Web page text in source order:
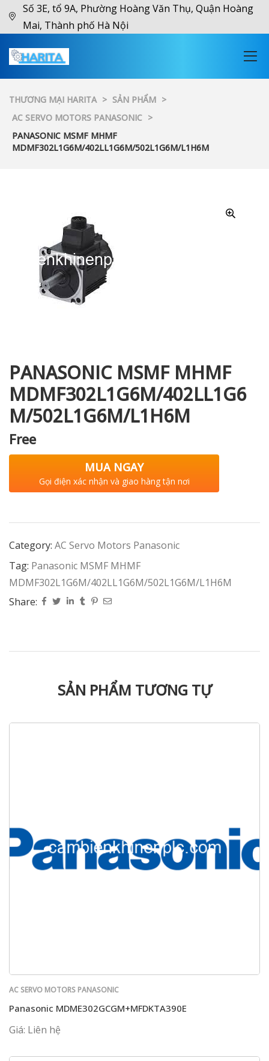
Số 3E, tổ 9A, Phường Hoàng Văn Thụ, Quận Hoàng
Mai, Thành phố Hà Nội
THƯƠNG MẠI HARITA > SẢN PHẨM >
AC SERVO MOTORS PANASONIC >
PANASONIC MSMF MHMF
MDMF302L1G6M/402LL1G6M/502L1G6M/L1H6M
PANASONIC MSMF MHMF
MDMF302L1G6M/402LL1G6
M/502L1G6M/L1H6M
Free
MUA NGAY
Gọi điện xác nhận và giao hàng tận nơi
Category: AC Servo Motors Panasonic
Tag: Panasonic MSMF MHMF
MDMF302L1G6M/402LL1G6M/502L1G6M/L1H6M
Share:
SẢN PHẨM TƯƠNG TỰ
AC SERVO MOTORS PANASONIC
Panasonic MDME302GCGM+MFDKTA390E
Giá: Liên hệ